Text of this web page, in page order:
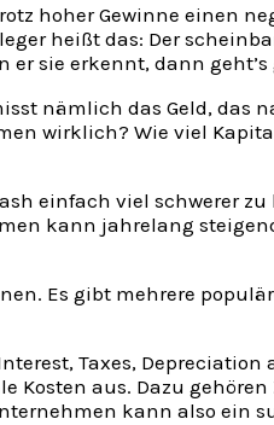
hoher Gewinne einen
heißt das: Der
er sie erkennt, dann
nämlich das Geld, das
wirklich? Wie viel
einfach viel schwerer
kann jahrelang
Es gibt mehrere
Taxes,
aus. Dazu
kann also ein